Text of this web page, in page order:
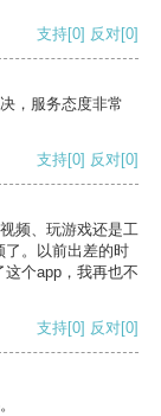
支持[0] 反对[0]
，服务态度非常
支持[0] 反对[0]
频、玩游戏还是工
了。以前出差的时
个app，我再也不
支持[0] 反对[0]